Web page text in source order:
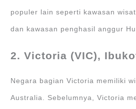
populer lain seperti kawasan
dan kawasan penghasil anggur
2. Victoria (VIC),
Negara bagian Victoria memiliki
Australia. Sebelumnya, Victoria